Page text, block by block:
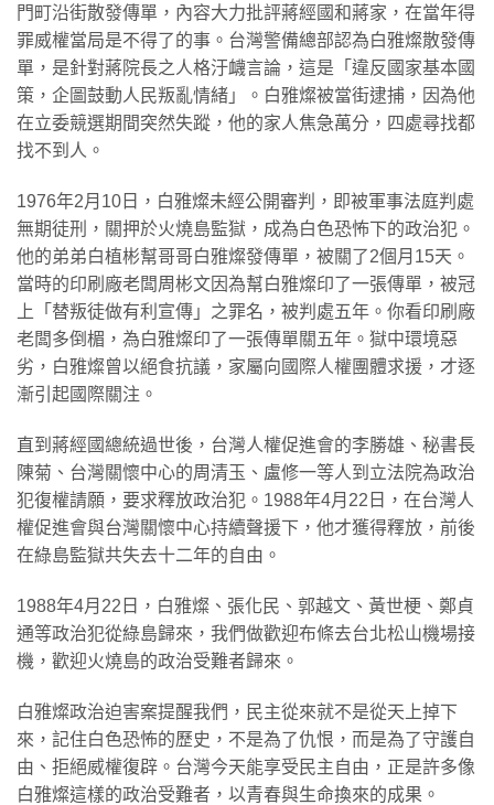
門町沿街散發傳單，內容大力批評蔣經國和蔣家，在當年得
罪威權當局是不得了的事。台灣警備總部認為白雅燦散發傳
單，是針對蔣院長之人格汙衊言論，這是「違反國家基本國
策，企圖鼓動人民叛亂情緒」。白雅燦被當街逮捕，因為他
在立委競選期間突然失蹤，他的家人焦急萬分，四處尋找都
找不到人。
1976年2月10日，白雅燦未經公開審判，即被軍事法庭判處
無期徒刑，關押於火燒島監獄，成為白色恐怖下的政治犯。
他的弟弟白植彬幫哥哥白雅燦發傳單，被關了2個月15天。
當時的印刷廠老闆周彬文因為幫白雅燦印了一張傳單，被冠
上「替叛徒做有利宣傳」之罪名，被判處五年。你看印刷廠
老闆多倒楣，為白雅燦印了一張傳單關五年。獄中環境惡
劣，白雅燦曾以絕食抗議，家屬向國際人權團體求援，才逐
漸引起國際關注。
直到蔣經國總統過世後，台灣人權促進會的李勝雄、秘書長
陳菊、台灣關懷中心的周清玉、盧修一等人到立法院為政治
犯復權請願，要求釋放政治犯。1988年4月22日，在台灣人
權促進會與台灣關懷中心持續聲援下，他才獲得釋放，前後
在綠島監獄共失去十二年的自由。
1988年4月22日，白雅燦、張化民、郭越文、黃世梗、鄭貞
通等政治犯從綠島歸來，我們做歡迎布條去台北松山機場接
機，歡迎火燒島的政治受難者歸來。
白雅燦政治迫害案提醒我們，民主從來就不是從天上掉下
來，記住白色恐怖的歷史，不是為了仇恨，而是為了守護自
由、拒絕威權復辟。台灣今天能享受民主自由，正是許多像
白雅燦這樣的政治受難者，以青春與生命換來的成果。